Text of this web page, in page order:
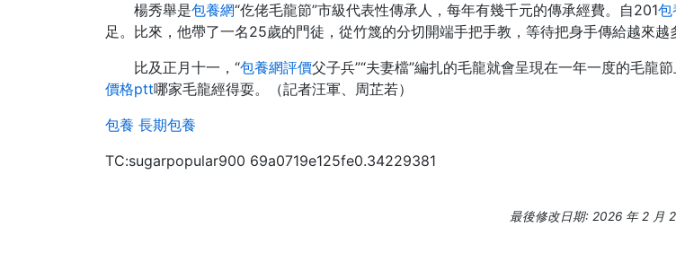
楊秀舉是包養網“仡佬毛龍節”市級代表性傳承人，每年有幾千元的傳承經費。自201包
足。比來，他帶了一名25歲的門徒，從竹篾的分切開端手把手教，等待把身手傳給越來越
比及正月十一，“包養網評價父子兵”“夫妻檔”編扎的毛龍就會呈現在一年一度的毛龍
價格ptt哪家毛龍經得耍。（記者汪軍、周芷若）
包養 長期包養
TC:sugarpopular900 69a0719e125fe0.34229381
最後修改日期: 2026 年 2 月